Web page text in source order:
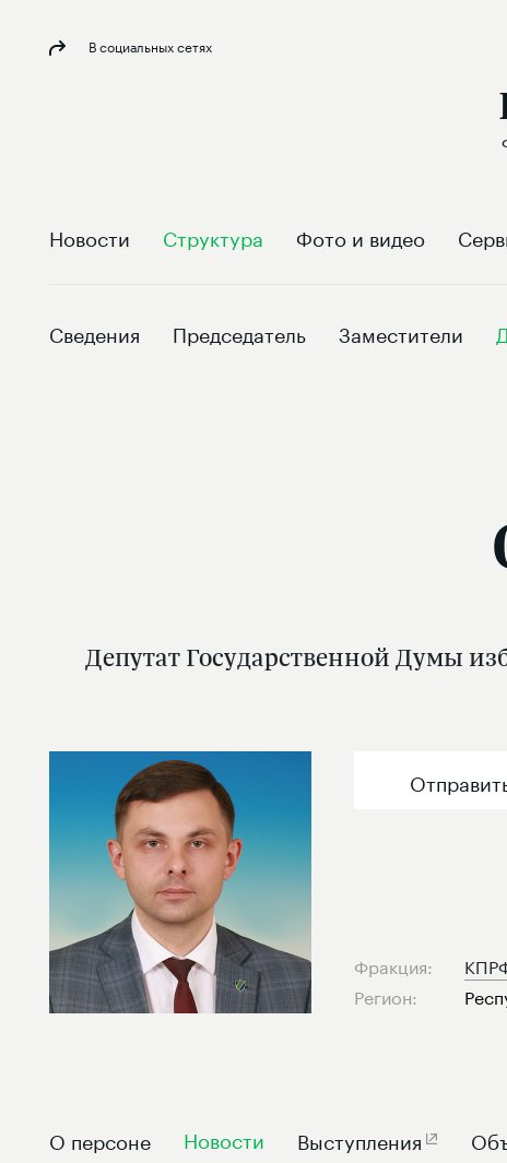
В социальных сетях
Новости Структура Фото и видео
Сведения Председатель Заместители
Депутат Государственной Думы
Фракция:
Регион:
О персоне Новости Выступления